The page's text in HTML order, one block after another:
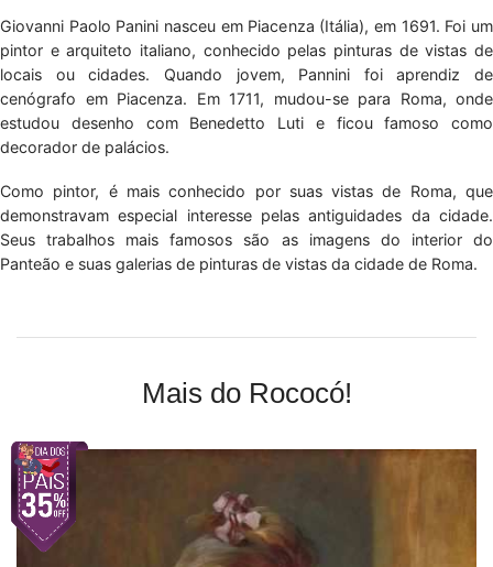
Giovanni Paolo Panini nasceu em Piacenza (Itália), em 1691. Foi um
pintor e arquiteto italiano, conhecido pelas pinturas de vistas de
locais ou cidades. Quando jovem, Pannini foi aprendiz de
cenógrafo em Piacenza. Em 1711, mudou-se para Roma, onde
estudou desenho com Benedetto Luti e ficou famoso como
decorador de palácios.
Como pintor, é mais conhecido por suas vistas de Roma, que
demonstravam especial interesse pelas antiguidades da cidade.
Seus trabalhos mais famosos são as imagens do interior do
Panteão e suas galerias de pinturas de vistas da cidade de Roma.
Mais do Rococó!